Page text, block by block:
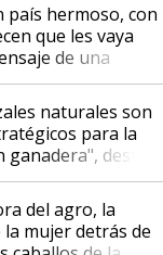
país hermoso, con
que les vaya
de una
sobre las
que se abren
en Argentina, con
naturales son
para la
destaca
que ya reúne a 46
en Argentina
del agro, la
mujer detrás de